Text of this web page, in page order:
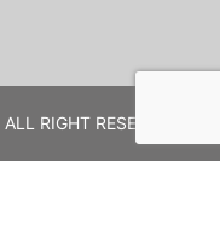
RIGHT RESERVED.